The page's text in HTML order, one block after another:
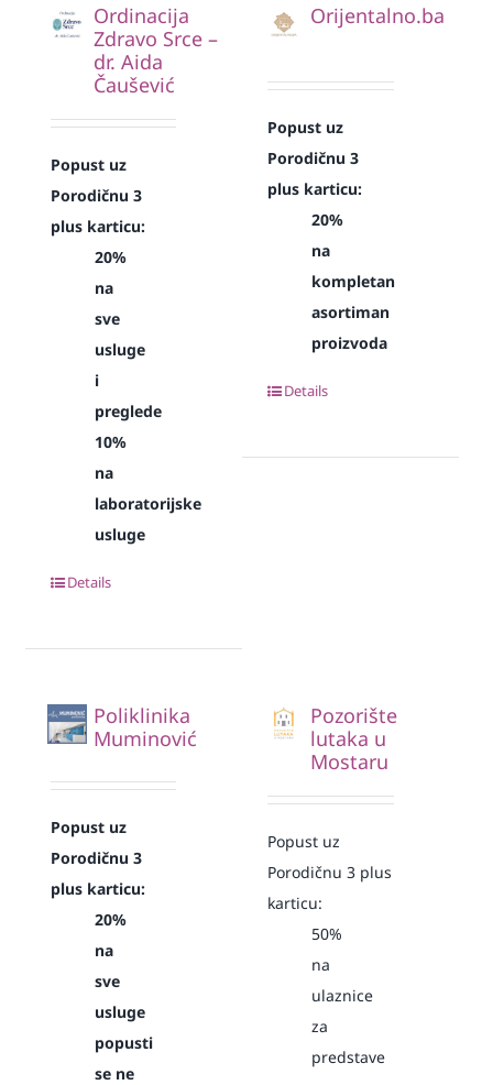
Ordinacija
Zdravo Srce –
dr. Aida
Čaušević
Popust uz
Porodičnu 3
plus karticu:
20%
na
sve
usluge
i
preglede
10%
na
laboratorijske
usluge
Details
Orijentalno.ba
Popust uz
Porodičnu 3
plus karticu:
20%
na
kompletan
asortiman
proizvoda
Details
Poliklinika
Muminović
Popust uz
Porodičnu 3
plus karticu:
20%
na
sve
usluge
popusti
se ne
Pozorište
lutaka u
Mostaru
Popust uz
Porodičnu 3 plus
karticu:
50%
na
ulaznice
za
predstave